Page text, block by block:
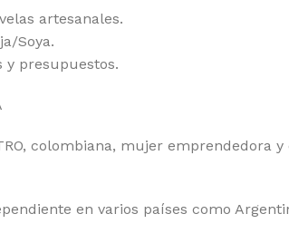
artesanales.
Soya.
y presupuestos.
colombiana, mujer
en varios países como